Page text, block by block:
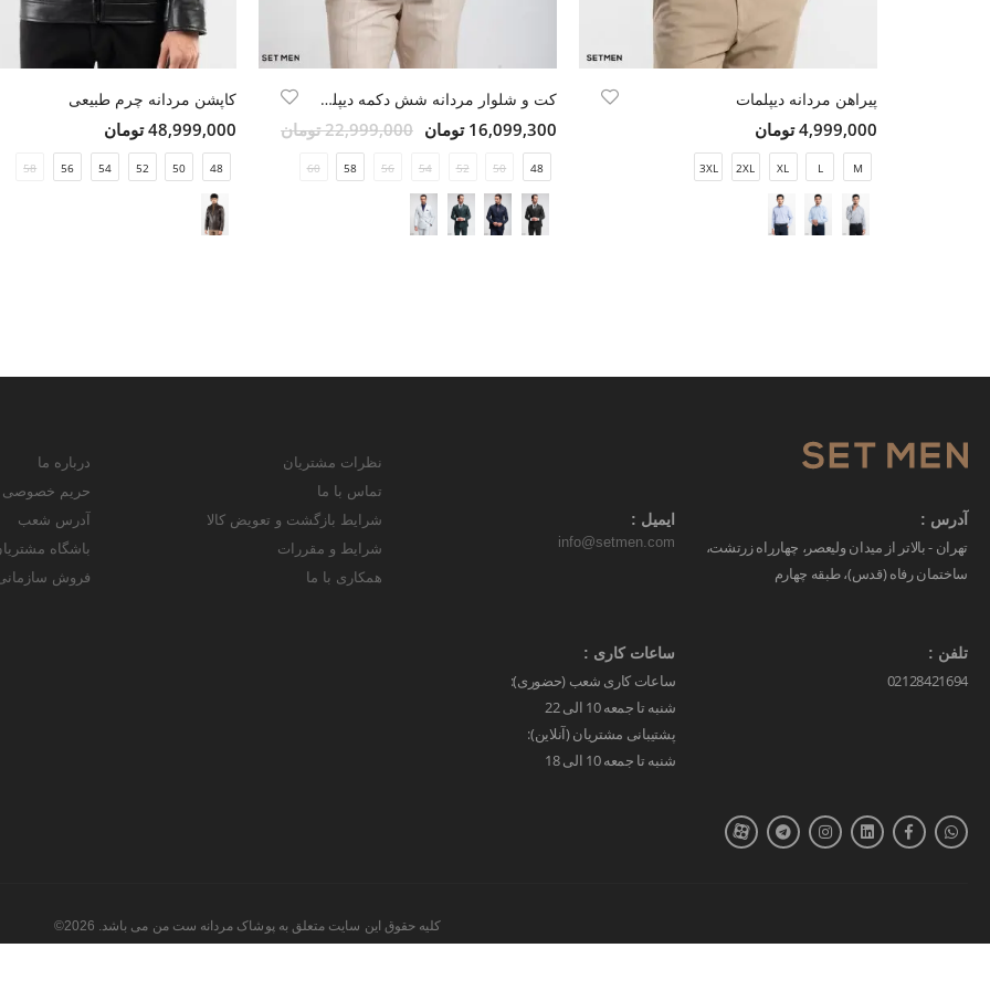
پیراهن مردانه دیپلمات
4,999,000 تومان
M
L
XL
2XL
3XL
کت و شلوار مردانه شش دکمه دیپلمات
16,099,300 تومان 22,999,000 تومان
48
50
52
54
56
58
60
کاپشن مردانه چرم طبیعی
48,999,000 تومان
48
50
52
54
56
58
آدرس :
تهران - بالاتر از میدان ولیعصر، چهارراه زرتشت،
ساختمان رفاه (قدس)، طبقه چهارم
ایمیل :
info@setmen.com
تلفن :
02128421694
ساعات کاری :
ساعات کاری شعب (حضوری):
شنبه تا جمعه 10 الی 22
پشتیبانی مشتریان (آنلاین):
شنبه تا جمعه 10 الی 18
نظرات مشتریان
تماس با ما
شرایط بازگشت و تعویض کالا
شرایط و مقررات
همکاری با ما
درباره ما
حریم خصوصی
آدرس شعب
باشگاه
فروش
کلیه حقوق این سایت متعلق به پوشاک مردانه ست من می باشد. 2026©